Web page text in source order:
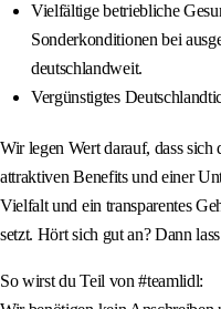
Vielfältige betriebliche
Sonderkonditionen bei
deutschlandweit.
Vergünstigtes
Wir legen Wert darauf, dass
attraktiven Benefits und einer
Vielfalt und ein transparentes
setzt. Hört sich gut an? Dann
So wirst du Teil von #teamlidl: